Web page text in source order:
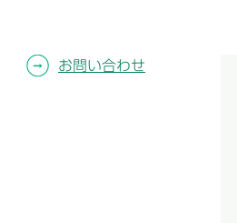
お問い合わせ